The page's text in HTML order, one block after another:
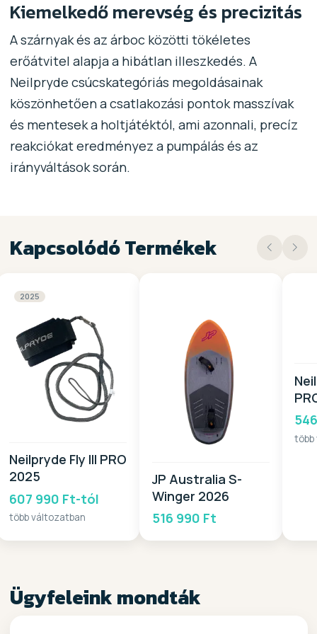
Kiemelkedő merevség és precizitás
A szárnyak és az árboc közötti tökéletes
erőátvitel alapja a hibátlan illeszkedés. A
Neilpryde csúcskategóriás megoldásainak
köszönhetően a csatlakozási pontok masszívak
és mentesek a holtjátéktól, ami azonnali, precíz
reakciókat eredményez a pumpálás és az
irányváltások során.
Kapcsolódó Termékek
2025
Neilpryde Fly III PRO
2025
607 990 Ft-tól
több változatban
JP Australia S-
Winger 2026
516 990 Ft
Ügyfeleink mondták